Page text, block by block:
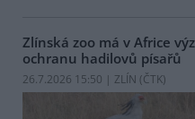
Zlínská zoo má v Africe
ochranu hadilovů písařů
26.7.2026 15:50 | ZLÍN (ČTK)